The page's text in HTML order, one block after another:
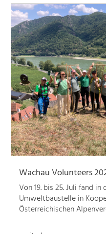
Wachau Volunteers
Von 19. bis 25. Juli fand in
Umweltbaustelle in
Österreichischen